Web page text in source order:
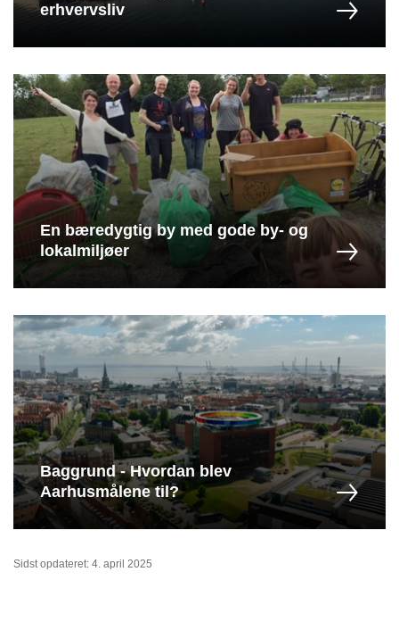
erhvervsliv
En bæredygtig by med gode by- og
lokalmiljøer
Baggrund - Hvordan blev
Aarhusmålene til?
Sidst opdateret: 4. april 2025